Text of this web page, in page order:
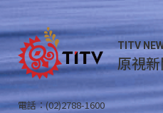
TITV
原視
電話：(02)2788-1600